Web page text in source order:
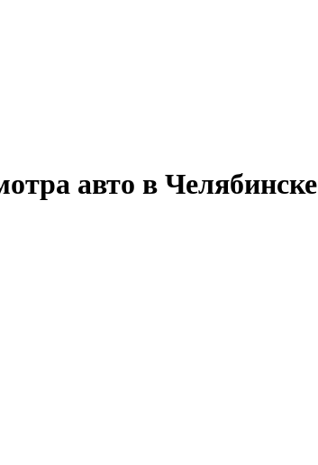
авто в Челябинске